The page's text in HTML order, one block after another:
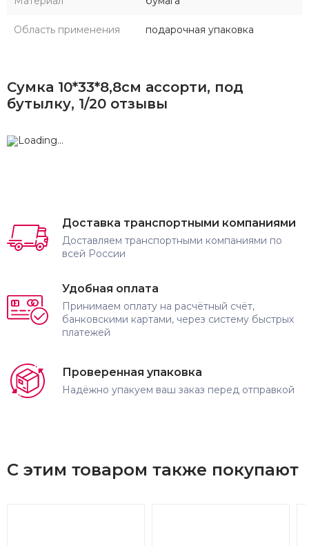
Область применения подарочная упаковка
Сумка 10*33*8,8см ассорти, под
бутылку, 1/20 отзывы
Доставка транспортными компаниями
Доставляем транспортными компаниями по
всей России
Удобная оплата
Принимаем оплату на расчётный счёт,
банковскими картами, через систему быстрых
платежей
Проверенная упаковка
Надёжно упакуем ваш заказ перед отправкой
С этим товаром также покупают